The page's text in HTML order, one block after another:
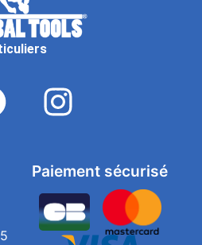
Paiement sécurisé